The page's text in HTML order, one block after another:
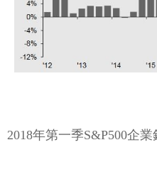
2018年第一季S&P500企